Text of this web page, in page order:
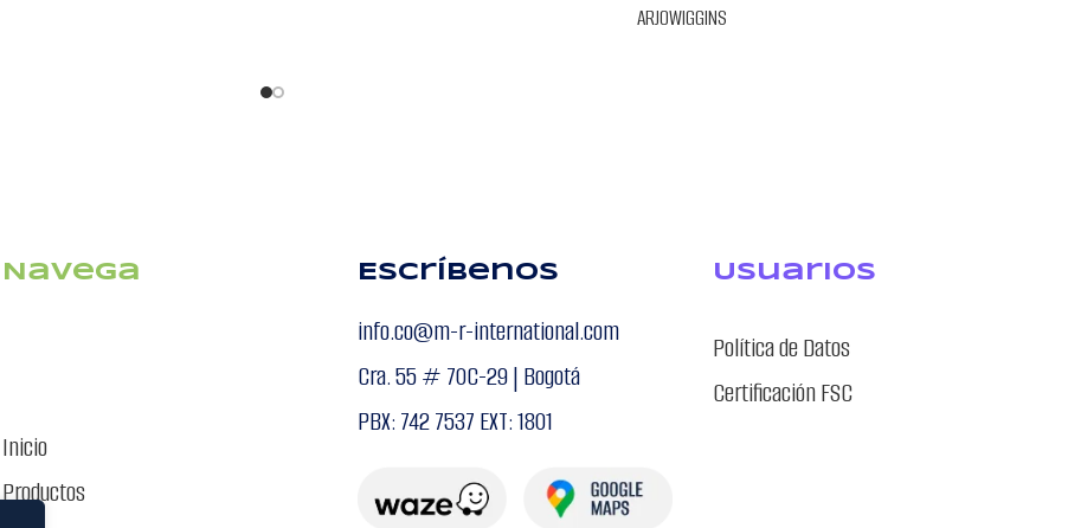
ARJOWIGGINS
Navega
Inicio
Productos
Escríbenos
info.co@m-r-international.com
Cra. 55 # 70C-29 | Bogotá
PBX: 742 7537 EXT: 1801
USuarios
Política de Datos
Certificación FSC